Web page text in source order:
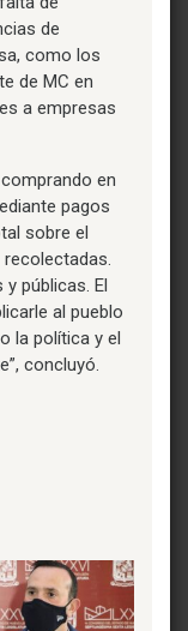
de
como los
de MC en
a empresas
en
pagos
sobre el
públicas. El
al pueblo
la política y el
concluyó.